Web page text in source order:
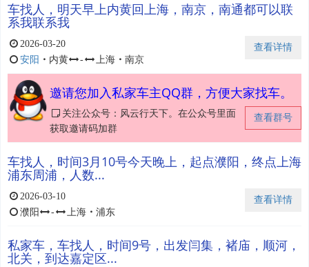
车找人，明天早上内黄回上海，南京，南通都可以联
系我联系我
查看详情
2026-03-20
安阳 ・ 内黄 - 上海・ 南京
邀请您加入私家车主QQ群，方便大家找车。
查看群号
关注公众号：风云行天下。在公众号里面
获取邀请码加群
车找人，时间3月10号今天晚上，起点濮阳，终点上海
浦东周浦，人数...
查看详情
2026-03-10
濮阳
- 上海・ 浦东
私家车，车找人，时间9号，出发闫集，褚庙，顺河，
北关，到达嘉定区...